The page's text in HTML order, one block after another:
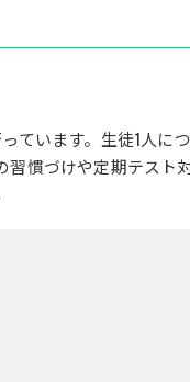
ています。生徒1人に
慣づけや定期テスト